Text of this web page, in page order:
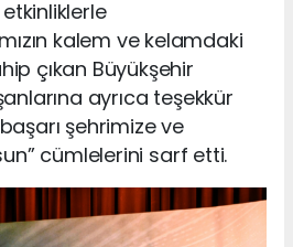
kalem ve kelamdaki
çıkan Büyükşehir
ayrıca teşekkür
şehrimize ve
cümlelerini sarf etti.